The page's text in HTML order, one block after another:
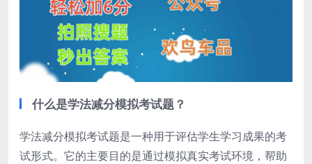
什么是学法减分模拟考试题？
学法减分模拟考试题是一种用于评估学生学习成果的考
试形式。它的主要目的是通过模拟真实考试环境，帮助